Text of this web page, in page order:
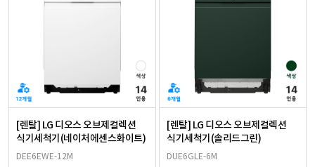
[렌탈] LG 디오스 오브제컬렉션
식기세척기(네이처에센스화이트)
DEE6EWE-12M
[렌탈] LG 디오스 오브제컬렉션
식기세척기(솔리드그린)
DUE6GLE-6M